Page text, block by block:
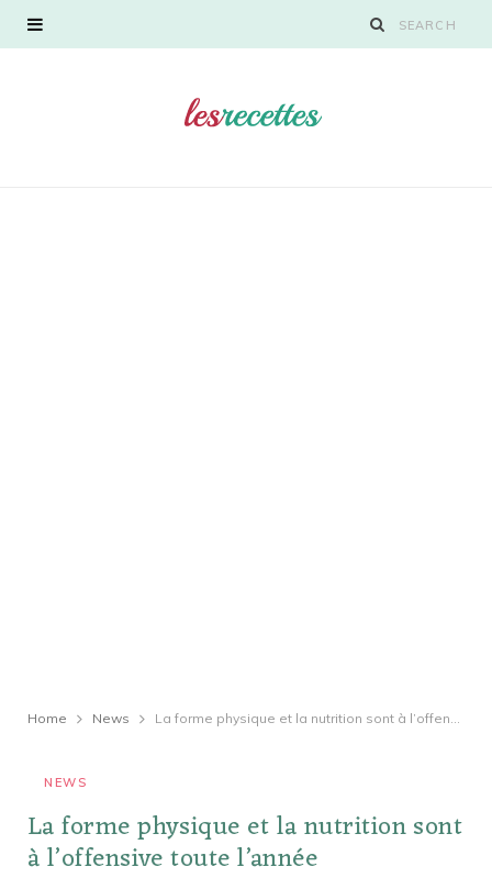
Home News La forme physique et la nutrition sont à l’offensive toute l’année
NEWS
La forme physique et la nutrition sont
à l’offensive toute l’année